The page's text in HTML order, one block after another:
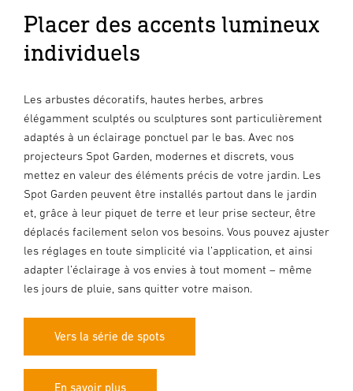
Placer des accents lumineux
individuels
Les arbustes décoratifs, hautes herbes, arbres
élégamment sculptés ou sculptures sont particulièrement
adaptés à un éclairage ponctuel par le bas. Avec nos
projecteurs Spot Garden, modernes et discrets, vous
mettez en valeur des éléments précis de votre jardin. Les
Spot Garden peuvent être installés partout dans le jardin
et, grâce à leur piquet de terre et leur prise secteur, être
déplacés facilement selon vos besoins. Vous pouvez ajuster
les réglages en toute simplicité via l’application, et ainsi
adapter l’éclairage à vos envies à tout moment – même
les jours de pluie, sans quitter votre maison.
Vers la série de spots
En savoir plus